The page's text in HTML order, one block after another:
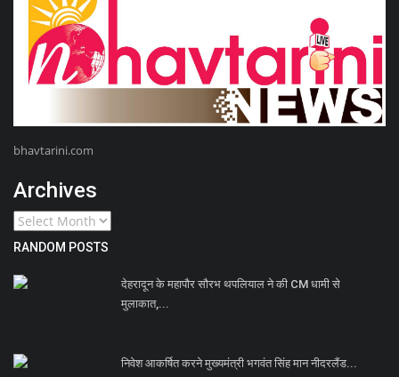
bhavtarini.com
Archives
RANDOM POSTS
देहरादून के महापौर सौरभ थपलियाल ने की CM धामी से
मुलाकात,...
निवेश आकर्षित करने मुख्यमंत्री भगवंत सिंह मान नीदरलैंड...